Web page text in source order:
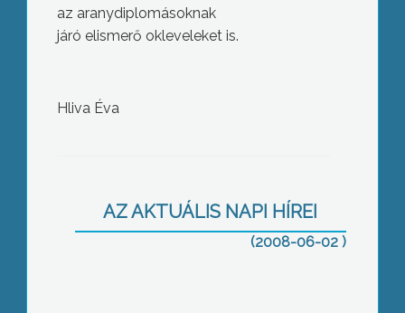
az aranydiplomásoknak
járó elismerő okleveleket is.
Hliva Éva
AZ AKTUÁLIS NAPI HÍREI
(2008-06-02 )
Norvégiában megrendezett Európa-
bajnokságon hazánkat a mátrafüredi
Anyatej vagy tehéntej?